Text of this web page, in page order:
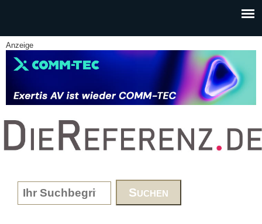
Anzeige
www.DieReferenz.de
Search form